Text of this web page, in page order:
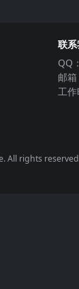
联
QQ
邮
工
All rights reserved